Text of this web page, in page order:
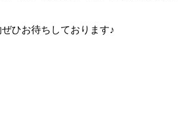
ひお待ちしております♪